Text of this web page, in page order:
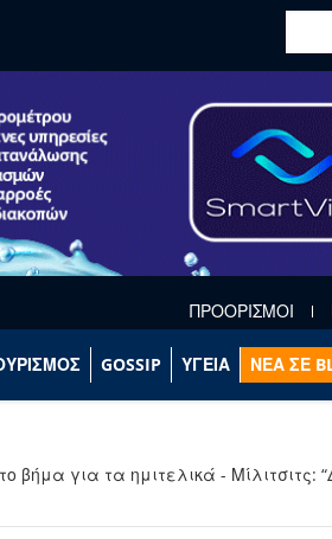
ΠΡΟΟΡΙΣΜΟΙ
GOSSIP ΥΓΕΙΑ ΝΕΑ ΣΕ
βήμα για τα ημιτελικά - Μίλιτσιτς: